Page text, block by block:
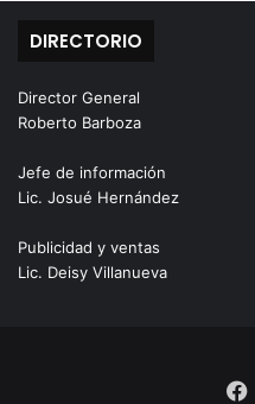
DIRECTORIO
Director General
Roberto Barboza
Jefe de información
Lic. Josué Hernández
Publicidad y ventas
Lic. Deisy Villanueva